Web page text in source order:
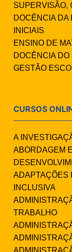
SUPERVISÃO,
DOCÊNCIA DA
INICIAIS
ENSINO DE
DOCÊNCIA
GESTÃO
CURSOS
A
ABORDAGEM
ADAPTAÇÕES
INCLUSIVA
TRABALHO